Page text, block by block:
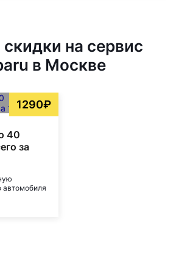
на сервис
в Москве
1290₽
40
за
автомобиля